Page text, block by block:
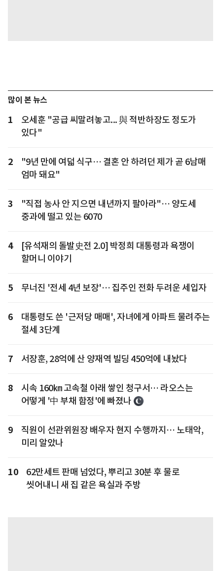
많이 본 뉴스
1
오세훈 "공급 씨말려놓고... 與 적반하장도 정도가
있다"
2
"9년 만에 여덟 식구… 결혼 안 하려던 제가 곧 6남매
엄마 돼요"
3
"직접 농사 안 지으면 내년까지 팔아라"… 양도세
중과에 떨고 있는 6070
4
[유석재의 돌발史전 2.0] 박정희 대통령과 욕쟁이
할머니 이야기
5 무너진 '전세 4년 보장'… 집주인 전화 두려운 세입자
6
대통령도 쓴 '근저당 매매', 자녀에게 아파트 물려주는
절세 3단계
7 서장훈, 28억에 산 양재역 빌딩 450억에 내놨다
8
시속 160㎞ 고속철 아래 쌓인 청구서… 라오스는
어떻게 '中 부채 함정'에 빠졌나
9
직원이 선관위원장 배우자 현지 수행까지… 노태악,
미리 알았나
10
62만세트 판매 넘었다, 뿌리고 30분 후 물로
씻어내니 새 집 같은 욕실과 주방